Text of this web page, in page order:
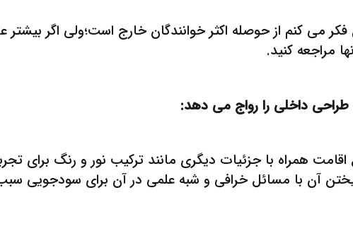
می کنم از حوصله اکثر خوانندگان خارج است؛ولی اگر بیشتر
مراجعه کنید.
همراه با جزئیات دیگری مانند ترکیب نور و رنگ برای
آن با مسائل خرافی و شبه علمی در آن برای سودجویی